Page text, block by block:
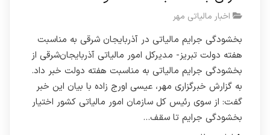
اخبار مالیاتی مهر
بخشودگی جرایم مالیاتی در آذربایجان شرقی به مناسبت
هفته دولت تبریز- مدیرکل امور مالیاتی آذربایجان‌شرقی از
بخشودگی جرایم مالیاتی به مناسبت هفته دولت خبر داد.
به گزارش خبرگزاری مهر، عیسی اورج زاده با بیان این خبر
گفت: از سوی رئیس کل سازمان امور مالیاتی کشور اختیار
بخشودگی جرایم تا سقف…